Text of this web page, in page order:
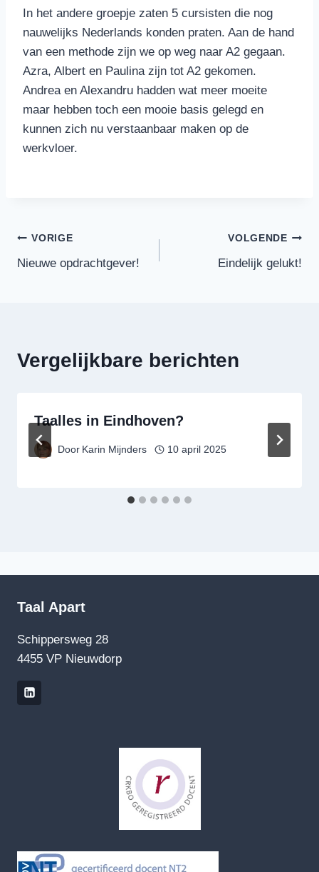
In het andere groepje zaten 5 cursisten die nog
nauwelijks Nederlands konden praten. Aan de hand
van een methode zijn we op weg naar A2 gegaan.
Azra, Albert en Paulina zijn tot A2 gekomen.
Andrea en Alexandru hadden wat meer moeite
maar hebben toch een mooie basis gelegd en
kunnen zich nu verstaanbaar maken op de
werkvloer.
Bericht
navigatie
VORIGE
Nieuwe opdrachtgever!
VOLGENDE
Eindelijk gelukt!
Vergelijkbare berichten
Taalles in Eindhoven?
Door Karin Mijnders 10 april 2025
Taal Apart
Schippersweg 28
4455 VP Nieuwdorp